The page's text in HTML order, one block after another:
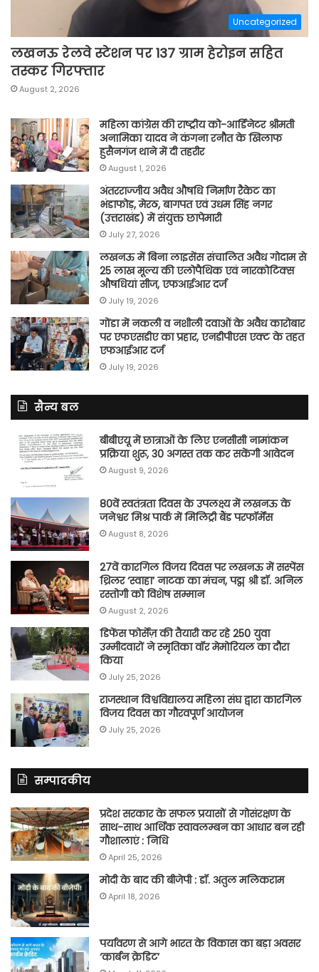
Uncategorized
लखनऊ रेलवे स्टेशन पर 137 ग्राम हेरोइन सहित
तस्कर गिरफ्तार
August 2, 2026
महिला कांग्रेस की राष्ट्रीय को-आर्डिनेटर श्रीमती
अनामिका यादव ने कंगना रनौत के खिलाफ
हुसैनगंज थाने में दी तहरीर
August 1, 2026
अंतरराज्जीय अवैध औषधि निर्माण रैकेट का
भंडाफोड़, मेरठ, बागपत एवं उधम सिंह नगर
(उत्तराखंड) में संयुक्त छापेमारी
July 27, 2026
लखनऊ में बिना लाइसेंस संचालित अवैध गोदाम से
25 लाख मूल्य की एलोपैथिक एवं नारकोटिक्स
औषधियां सीज, एफआईआर दर्ज
July 19, 2026
गोंडा में नकली व नशीली दवाओं के अवैध कारोबार
पर एफएसडीए का प्रहार, एनडीपीएस एक्ट के तहत
एफआईआर दर्ज
July 19, 2026
सैन्य बल
बीबीएयू में छात्राओं के लिए एनसीसी नामांकन
प्रक्रिया शुरू, 30 अगस्त तक कर सकेंगी आवेदन
August 9, 2026
80वें स्वतंत्रता दिवस के उपलक्ष्य में लखनऊ के
जनेश्वर मिश्र पार्क में मिलिट्री बैंड परफॉर्मेंस
August 8, 2026
27वें कारगिल विजय दिवस पर लखनऊ में सस्पेंस
थ्रिलर ‘स्वाहा’ नाटक का मंचन, पद्म श्री डॉ. अनिल
रस्तोगी को विशेष सम्मान
August 2, 2026
डिफेंस फोर्सेज़ की तैयारी कर रहे 250 युवा
उम्मीदवारों ने स्मृतिका वॉर मेमोरियल का दौरा
किया
July 25, 2026
राजस्थान विश्वविद्यालय महिला संघ द्वारा कारगिल
विजय दिवस का गौरवपूर्ण आयोजन
July 25, 2026
सम्पादकीय
प्रदेश सरकार के सफल प्रयासों से गोसंरक्षण के
साथ-साथ आर्थिक स्वावलम्बन का आधार बन रही
गौशालाएं : निधि
April 25, 2026
मोदी के बाद की बीजेपी : डॉ. अतुल मलिकराम
April 18, 2026
पर्यावरण से आगे भारत के विकास का बड़ा अवसर
‘कार्बन क्रेडिट’